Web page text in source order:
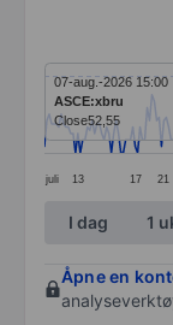
The chart
The chart
juli 13 17 21
07-aug.-2026 15:00
ASCE:xbru
Close52,55
End of
I dag 1
Åpne en